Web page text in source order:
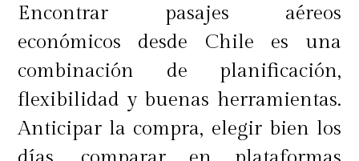
Encontrar pasajes aéreos
económicos desde Chile es una
combinación de planificación,
flexibilidad y buenas herramientas.
Anticipar la compra, elegir bien los